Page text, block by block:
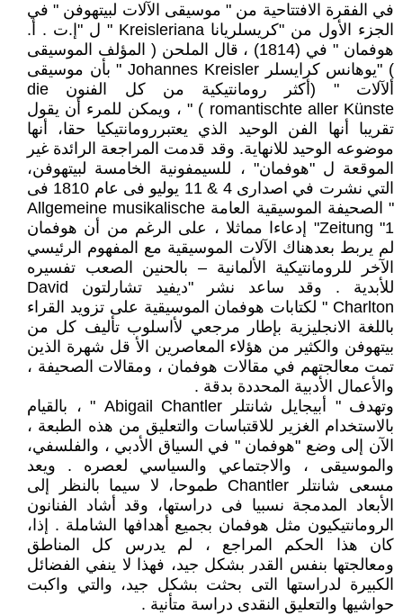
في الفقرة الافتتاحية من " موسيقى الآلات لبيتهوفن " في
الجزء الأول من "كريسلريانا Kreisleriana " ل "إ.ت . أ.
هوفمان " في (1814) ، قال الملحن ( المؤلف الموسيقى
) "يوهانس كرايسلر Johannes Kreisler " بأن موسيقى
ألآلات " (أكثر رومانتيكية من كل الفنون die
romantischte aller Künste ) " ، ويمكن للمرء أن يقول
تقريبا أنها الفن الوحيد الذي يعتبررومانتيكيا حقا، أنها
موضوعه الوحيد للانهاية. وقد قدمت المراجعة الرائدة غير
الموقعة ل "هوفمان" ، للسيمفونية الخامسة لبيتهوفن،
التي نشرت في اصدارى 4 & 11 يوليو فى عام 1810 فى
" الصحيفة الموسيقية العامة Allgemeine musikalische
Zeitung "1" إدعاءا مماثلا ، على الرغم من أن هوفمان
لم يربط بعدهناك الآلات الموسيقية مع المفهوم الرئيسي
الآخر للرومانتيكية الألمانية – بالحنين الصعب تفسيره
للأبدية . وقد ساعد نشر "ديفيد تشارلتون David
Charlton " لكتابات هوفمان الموسيقية على تزويد القراء
باللغة الانجليزية بإطار مرجعي لأاسلوب تأليف كل من
بيتهوفن والكثير من هؤلاء المعاصرين الأ قل شهرة الذين
تمت معالجتهم في مقالات هوفمان ، ومقالات الصحيفة ،
والأعمال الأدبية المحددة بدقة .
وتهدف " أبيجايل شانتلر Abigail Chantler " ، بالقيام
بالاستخدام الغزير للاقتباسات والتعليق من هذه الطبعة ،
الآن إلى وضع "هوفمان " في السياق الأدبي ، والفلسفي،
والموسيقى ، والاجتماعي والسياسي لعصره . ويعد
مسعى شانتلر Chantler طموحا، لا سيما بالنظر إلى
الأبعاد المدمجة نسبيا فى دراستها، وقد أشاد الفنانون
الرومانتيكيون مثل هوفمان بجميع أهدافها الشاملة . إذا،
كان هذا الحكم المراجع ، لم يدرس كل المناطق
ومعالجتها بنفس القدر بشكل جيد، فهذا لا ينفي الفضائل
الكبيرة لدراستها التى بحثت بشكل جيد، والتي واكبت
حواشيها والتعليق النقدى دراسة متأنية .